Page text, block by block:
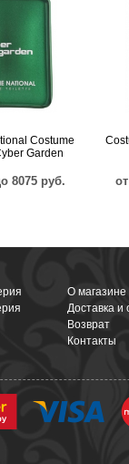
Costume
Garden
8075 руб.
О магазине
Доставка и
Возврат
Контакты